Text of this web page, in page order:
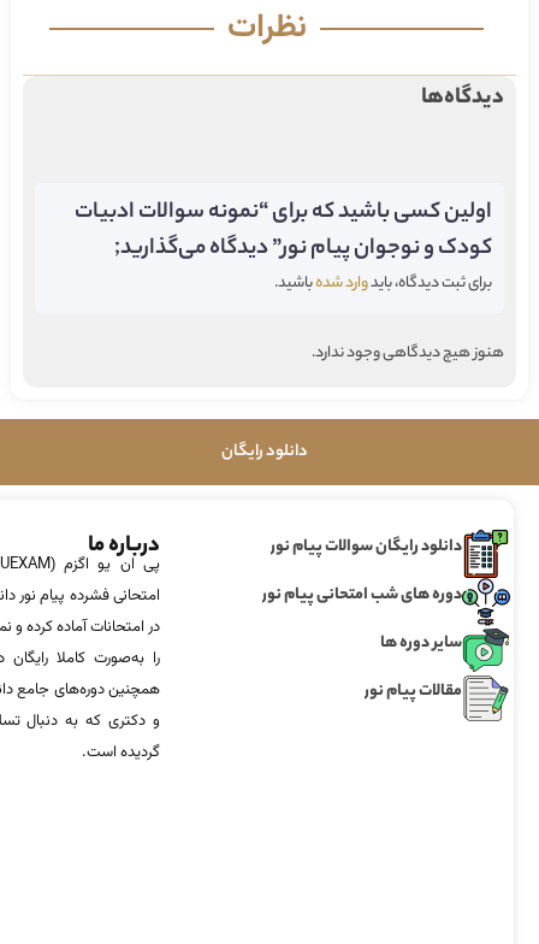
نظرات
دیدگاه‌ها
اولین کسی باشید که برای “نمونه سوالات ادبیات
کودک و نوجوان پیام نور” دیدگاه می‌گذارید;
برای ثبت دیدگاه، بایدوارد شدهباشید.
هنوز هیچ دیدگاهی وجود ندارد.
دانلود رایگان
دانلود رایگان سوالات پیام نور
دوره های شب امتحانی پیام نور
سایر دوره ها
مقالات پیام نور
درباره ما
امتحانی فشرده پیام نور
در امتحانات آماده‌ کرده
را به‌صورت کاملا
همچنین دوره‌های جامع
و دکتری که به دنبال
گردیده است.